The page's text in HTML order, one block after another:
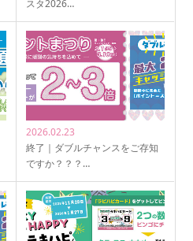
スタ2026…
2026.02.23
終了｜ダブルチャンスをご存知
ですか？？？…